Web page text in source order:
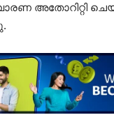
അതോറിറ്റി